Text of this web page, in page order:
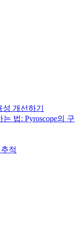
개선하기
법: Pyroscope의 구
추적